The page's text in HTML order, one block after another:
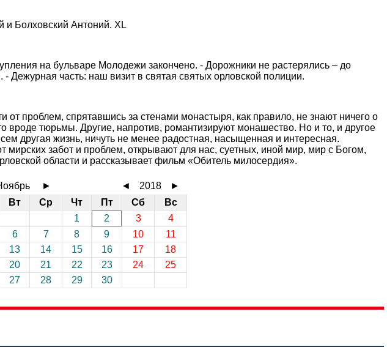
Болховский Антоний. XL
на бульваре Молодежи закончено. - Дорожники не растерялись – до
часть: наш визит в святая святых орловской полиции.
от проблем, спрятавшись за стенами монастыря, как правило, не знают ничего о
вроде тюрьмы. Другие, напротив, романтизируют монашество. Но и то, и другое
другая жизнь, ничуть не менее радостная, насыщенная и интересная.
забот и проблем, открывают для нас, суетных, иной мир, мир с Богом,
области и рассказывает фильм «Обитель милосердия».
► ◄ 2018
►
Вт Ср Чт Пт Сб
Вс
1
2 3
4
6 7 8 9 10
11
13 14 15 16 17
18
20 21 22 23 24
25
27 28 29 30